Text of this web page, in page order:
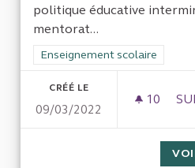
politique éducative
mentorat...
Filtrer les résultats de la
Enseignement scolaire
CRÉÉ LE
09/03/2022
10 10